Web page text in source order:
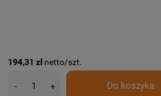
194,31 zł netto/szt.
- + Do koszyka